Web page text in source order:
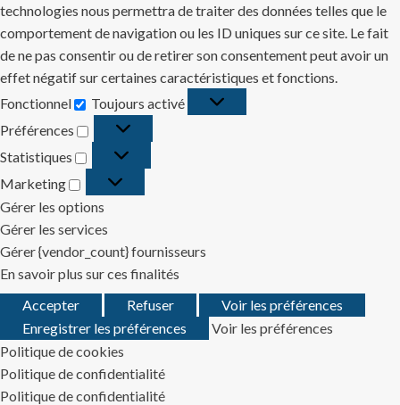
technologies nous permettra de traiter des données telles que le
comportement de navigation ou les ID uniques sur ce site. Le fait
de ne pas consentir ou de retirer son consentement peut avoir un
effet négatif sur certaines caractéristiques et fonctions.
Fonctionnel
Fonctionnel
Toujours activé
Préférences
Préférences
Statistiques
Statistiques
Marketing
Marketing
Gérer les options
Gérer les services
Gérer {vendor_count} fournisseurs
En savoir plus sur ces finalités
Accepter
Refuser
Voir les préférences
Enregistrer les préférences
Voir les préférences
Politique de cookies
Politique de confidentialité
Politique de confidentialité